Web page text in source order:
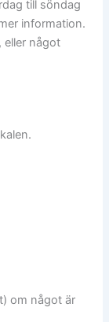
till söndag
information.
, eller något
om något är